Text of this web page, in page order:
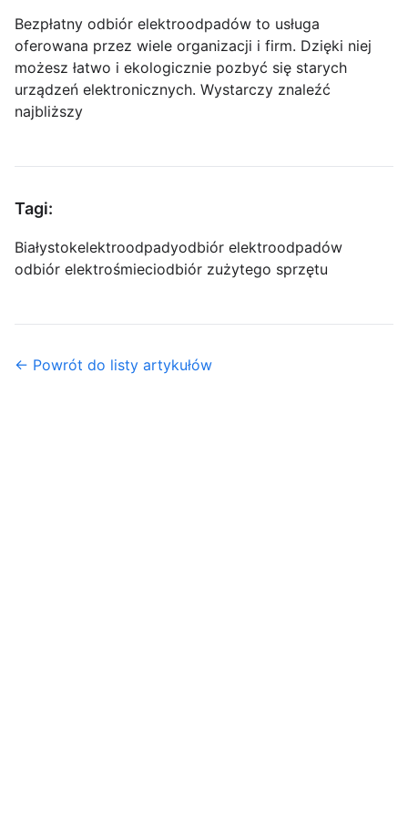
Bezpłatny odbiór elektroodpadów to usługa
oferowana przez wiele organizacji i firm. Dzięki niej
możesz łatwo i ekologicznie pozbyć się starych
urządzeń elektronicznych. Wystarczy znaleźć
najbliższy
Tagi:
Białystokelektroodpadyodbiór elektroodpadów
odbiór elektrośmieciodbiór zużytego sprzętu
← Powrót do listy artykułów